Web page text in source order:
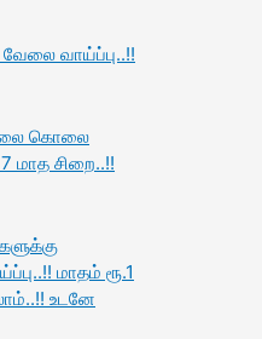
வேலை வாய்ப்பு..!!
கொலை
மாத சிறை..!!
மாதம் ரூ.1
உடனே